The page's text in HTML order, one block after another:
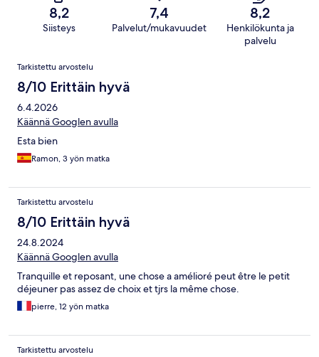
8,2
Siisteys
7,4
Palvelut/mukavuudet
8,2
Henkilökunta ja
palvelu
Arvostelut
Tarkistettu arvostelu
8/10 Erittäin hyvä
6.4.2026
Käännä Googlen avulla
Esta bien
Ramon, 3 yön matka
Tarkistettu arvostelu
8/10 Erittäin hyvä
24.8.2024
Käännä Googlen avulla
Tranquille et reposant, une chose a amélioré peut être le petit
déjeuner pas assez de choix et tjrs la même chose.
pierre, 12 yön matka
Tarkistettu arvostelu